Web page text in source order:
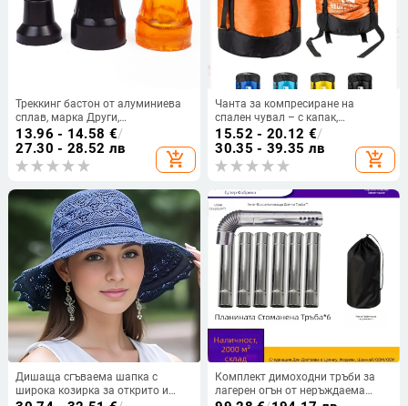
Треккинг бастон от алуминиева
сплав, марка Други,
предназначен за възрастни, не за
деца
13.96 - 14.58 €/
27.30 - 28.52 лв
add_shopping_cart
Чанта за компресиране на
спален чувал – с капак,
полиестерна материя, лека за
къмпинг (115–189 g)
15.52 - 20.12 €/
30.35 - 39.35 лв
add_shopping_cart
Дишаща сгъваема шапка с
широка козирка за открито и
Комплект димоходни тръби за
лагерен огън от неръждаема